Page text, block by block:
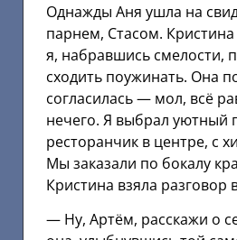
Однажды Аня ушла на
парнем, Стасом.
я, набравшись смелости,
сходить поужинать. Она
согласилась — мол, всё
нечего. Я выбрал уютный
ресторанчик в центре, с
Мы заказали по бокалу
Кристина взяла разговор
— Ну, Артём, расскажи о